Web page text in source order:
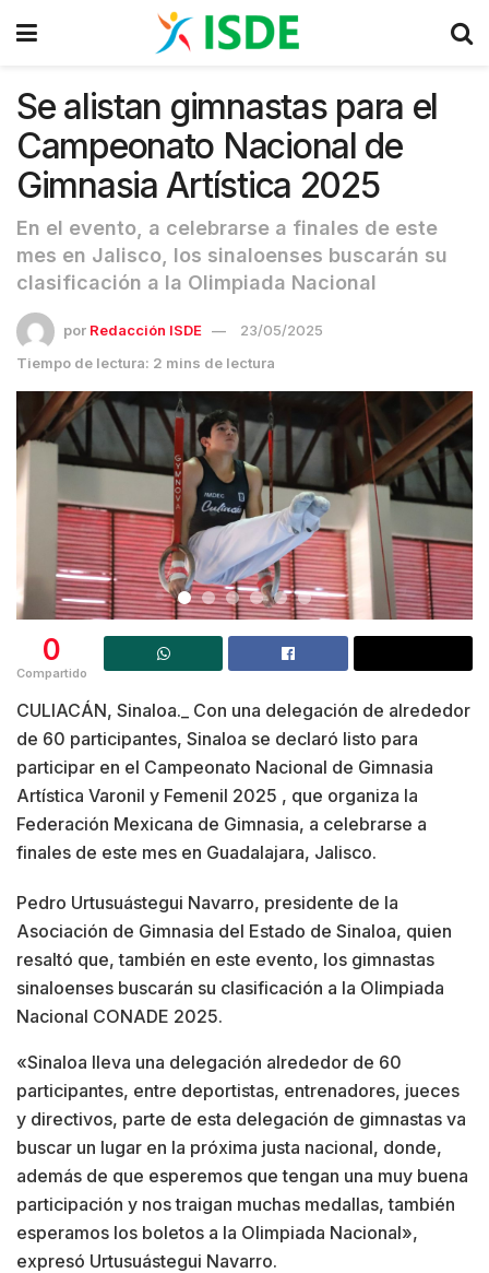
Se alistan gimnastas para el
Campeonato Nacional de
Gimnasia Artística 2025
En el evento, a celebrarse a finales de este
mes en Jalisco, los sinaloenses buscarán su
clasificación a la Olimpiada Nacional
por Redacción ISDE
23/05/2025
Tiempo de lectura: 2 mins de lectura
0
Compartido
CULIACÁN, Sinaloa._ Con una delegación de alrededor
de 60 participantes, Sinaloa se declaró listo para
participar en el Campeonato Nacional de Gimnasia
Artística Varonil y Femenil 2025 , que organiza la
Federación Mexicana de Gimnasia, a celebrarse a
finales de este mes en Guadalajara, Jalisco.
Pedro Urtusuástegui Navarro, presidente de la
Asociación de Gimnasia del Estado de Sinaloa, quien
resaltó que, también en este evento, los gimnastas
sinaloenses buscarán su clasificación a la Olimpiada
Nacional CONADE 2025.
«Sinaloa lleva una delegación alrededor de 60
participantes, entre deportistas, entrenadores, jueces
y directivos, parte de esta delegación de gimnastas va
buscar un lugar en la próxima justa nacional, donde,
además de que esperemos que tengan una muy buena
participación y nos traigan muchas medallas, también
esperamos los boletos a la Olimpiada Nacional»,
expresó Urtusuástegui Navarro.